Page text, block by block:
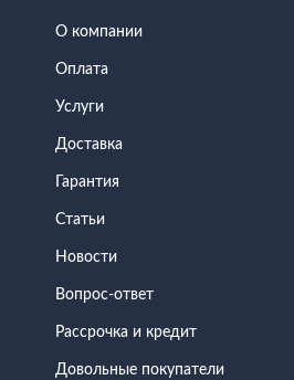
О компании
Оплата
Услуги
Доставка
Гарантия
Статьи
Новости
Вопрос-ответ
Рассрочка и кредит
Довольные покупатели